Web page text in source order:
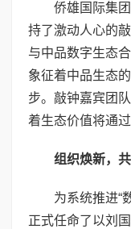
侨雄国际集
持了激动人心的
与中品数字生态
象征着中品生态
步。敲钟嘉宾团
着生态价值将通
组织焕新，
为系统推进“
正式任命了以刘